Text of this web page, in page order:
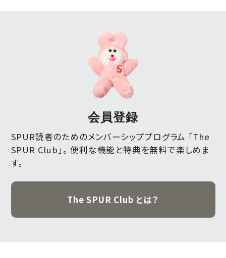
会員登録
SPUR読者のためのメンバーシッププログラム 「The
SPUR Club」。 便利な機能と特典を無料で楽しめま
す。
The SPUR Club とは？